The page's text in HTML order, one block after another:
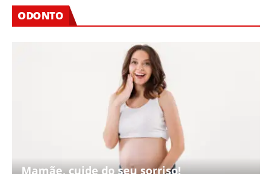
ODONTO
Mamãe, cuide do seu sorriso!